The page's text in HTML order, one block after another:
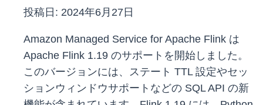
投稿日: 2024年6月27日
Amazon Managed Service for Apache Flink は
Apache Flink 1.19 のサポートを開始しました。
このバージョンには、ステート TTL 設定やセッ
ションウィンドウサポートなどの SQL API の新